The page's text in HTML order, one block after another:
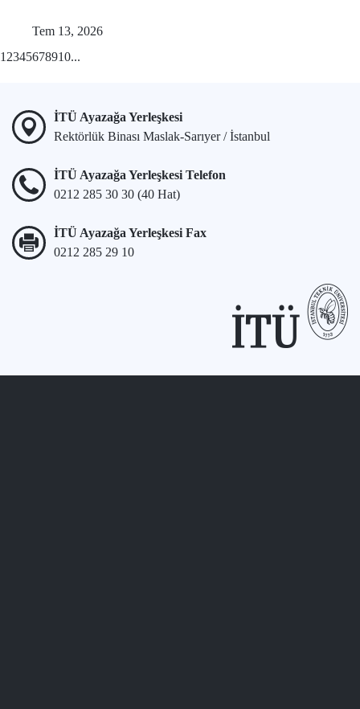
Tem 13, 2026
1 2345678910...
İTÜ Ayazağa Yerleşkesi
Rektörlük Binası Maslak-Sarıyer / İstanbul
İTÜ Ayazağa Yerleşkesi Telefon
0212 285 30 30 (40 Hat)
İTÜ Ayazağa Yerleşkesi Fax
0212 285 29 10